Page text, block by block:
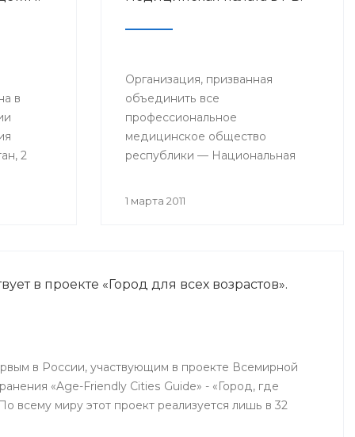
в
2
Организация, призванная
объединить все
профессиональное
медицинское общество
республики — Национальная
1 марта 2011
в проекте «Город для всех возрастов».
в России, участвующим в проекте Всемирной
«Age-Friendly Cities Guide» - «Город, где
всему миру этот проект реализуется лишь в 32